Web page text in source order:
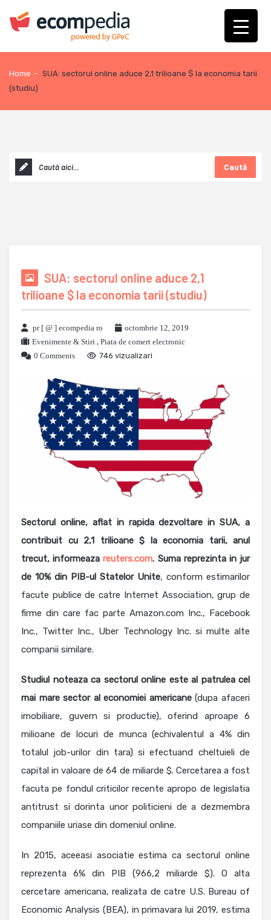
Home - SUA: sectorul online aduce 2,1 trilioane $ la economia tarii
(studiu)
Caută
SUA: sectorul online aduce 2,1
trilioane $ la economia tarii (studiu)
pr [ @ ] ecompedia ro
octombrie 12, 2019
Evenimente & Stiri , Piata de comert electronic
0 Comments
746 vizualizari
Sectorul online, aflat in rapida dezvoltare in SUA, a
contribuit cu 2,1 trilioane $ la economia tarii, anul
trecut, informeazareuters.com. Suma reprezinta in jur
de 10% din PIB-ul Statelor Unite, conform estimarilor
facute publice de catre Internet Association, grup de
firme din care fac parte Amazon.com Inc., Facebook
Inc., Twitter Inc., Uber Technology Inc. si multe alte
companii similare.
Studiul noteaza ca sectorul online este al patrulea cel
mai mare sector al economiei americane(dupa afaceri
imobiliare, guvern si productie), oferind aproape 6
milioane de locuri de munca (echivalentul a 4% din
totalul job-urilor din tara) si efectuand cheltuieli de
capital in valoare de 64 de miliarde $. Cercetarea a fost
facuta pe fondul criticilor recente apropo de legislatia
antitrust si dorinta unor politicieni de a dezmembra
companiile uriase din domeniul online.
In 2015, aceeasi asociatie estima ca sectorul online
reprezenta 6% din PIB (966,2 miliarde $). O alta
cercetare americana, realizata de catre U.S. Bureau of
Economic Analysis (BEA), in primavara lui 2019, estima